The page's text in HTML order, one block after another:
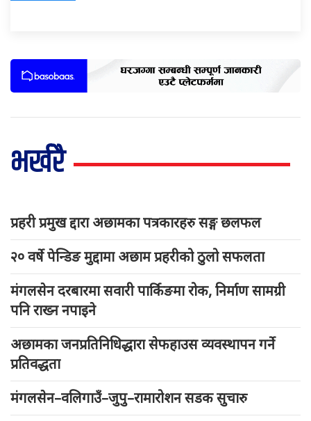
भर्खरै
प्रहरी प्रमुख द्दारा अछामका पत्रकारहरु सङ्ग छलफल
२० वर्षे पेन्डिङ मुद्दामा अछाम प्रहरीको ठुलो सफलता
मंगलसेन दरबारमा सवारी पार्किङमा रोक, निर्माण सामग्री
पनि राख्न नपाइने
अछामका जनप्रतिनिधिद्धारा सेफहाउस व्यवस्थापन गर्ने
प्रतिवद्धता
मंगलसेन–वलिगाउँ–जुपु–रामारोशन सडक सुचारु